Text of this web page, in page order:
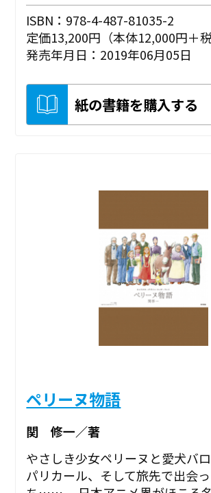
ISBN：978-4-487-81035-2
定価13,200円（本体12,000円＋税
発売年月日：2019年06月05日
紙の書籍を購入する
ペリーヌ物語
関 修一／著
やさしき少女ペリーヌと愛犬バ
パリカール、そして旅先で出会